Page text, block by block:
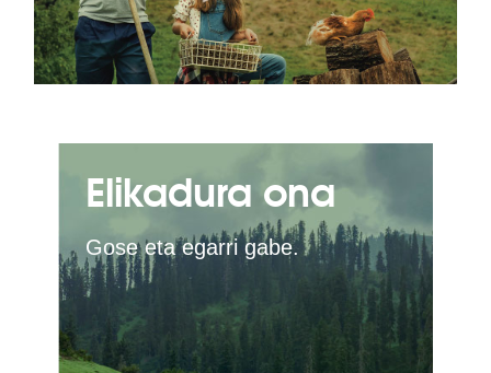
Elikadura ona
Gose eta egarri gabe.